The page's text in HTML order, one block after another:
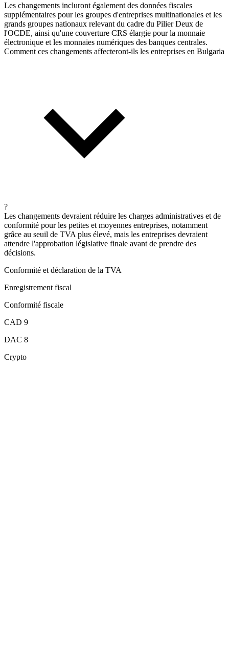
Les changements incluront également des données fiscales
supplémentaires pour les groupes d'entreprises multinationales et les
grands groupes nationaux relevant du cadre du Pilier Deux de
l'OCDE, ainsi qu'une couverture CRS élargie pour la monnaie
électronique et les monnaies numériques des banques centrales.
Comment ces changements affecteront-ils les entreprises en Bulgaria
?
Les changements devraient réduire les charges administratives et de
conformité pour les petites et moyennes entreprises, notamment
grâce au seuil de TVA plus élevé, mais les entreprises devraient
attendre l'approbation législative finale avant de prendre des
décisions.
Conformité et déclaration de la TVA
Enregistrement fiscal
Conformité fiscale
CAD 9
DAC 8
Crypto